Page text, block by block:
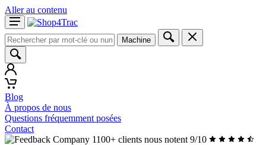
Aller au contenu
Machine
Blog
À propos de nous
Questions fréquemment posées
Contact
1100+ clients nous notent 9/10